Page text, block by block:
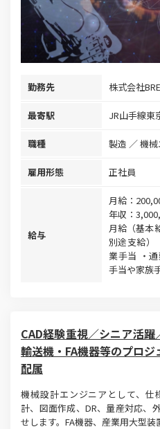
勤務先 株式会社
最寄駅 JR山手線東
職種 製造 機
雇用形態 正社員
給与
月給：
年収：
月給（基本
別途支給）
業手当 ・
手当や家族
CAD経験重視／シニア活躍
輸送機・FA機器等のプロ
配属
機械設計エンジニアとして、
計、図面作成、DR、量産対応、
せします。FA機器、産業用大型装